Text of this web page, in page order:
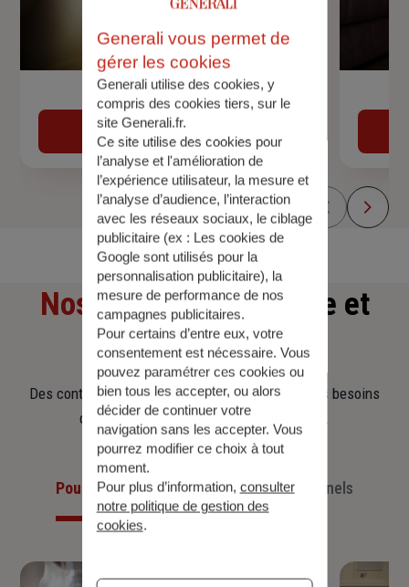
Devis assurance auto
Obtenir une estimation
Nos offresd'assurance et
d'épargne
Des contrats clairs et flexibles pour sécuriser vos besoins
d’aujourd’hui et anticiper ceux de demain.
Pour les particuliersPour les professionnels
Generali vous permet de
gérer les cookies
Generali utilise des cookies, y
compris des cookies tiers, sur le
site Generali.fr.
Ce site utilise des cookies pour
l’analyse et l'amélioration de
l’expérience utilisateur, la mesure et
l’analyse d’audience, l’interaction
avec les réseaux sociaux, le ciblage
publicitaire (ex : Les cookies de
Google sont utilisés pour la
personnalisation publicitaire), la
mesure de performance de nos
campagnes publicitaires.
Pour certains d’entre eux, votre
consentement est nécessaire. Vous
pouvez paramétrer ces cookies ou
bien tous les accepter, ou alors
décider de continuer votre
navigation sans les accepter. Vous
pourrez modifier ce choix à tout
moment.
Pour plus d’information, consulter
notre politique de gestion des
cookies.